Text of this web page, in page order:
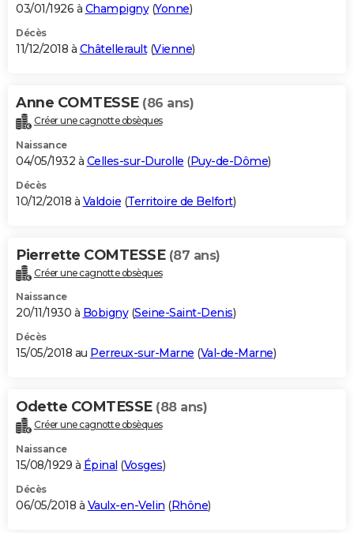
03/01/1926 à Champigny(Yonne)
Décès
11/12/2018 à Châtellerault(Vienne)
Anne COMTESSE (86 ans)
Créer une cagnotte obsèques
Naissance
04/05/1932 à Celles-sur-Durolle (Puy-de-Dôme)
Décès
10/12/2018 à Valdoie (Territoire de Belfort)
Pierrette COMTESSE (87 ans)
Créer une cagnotte obsèques
Naissance
20/11/1930 à Bobigny(Seine-Saint-Denis)
Décès
15/05/2018 au Perreux-sur-Marne (Val-de-Marne)
Odette COMTESSE (88 ans)
Créer une cagnotte obsèques
Naissance
15/08/1929 à Épinal (Vosges)
Décès
06/05/2018 à Vaulx-en-Velin (Rhône)